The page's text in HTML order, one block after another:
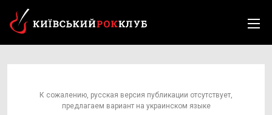
К сожалению, русская версия публикации отсутствует,
предлагаем вариант на украинском языке